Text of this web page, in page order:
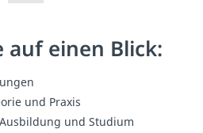
auf einen Blick:
und Praxis
und Studium